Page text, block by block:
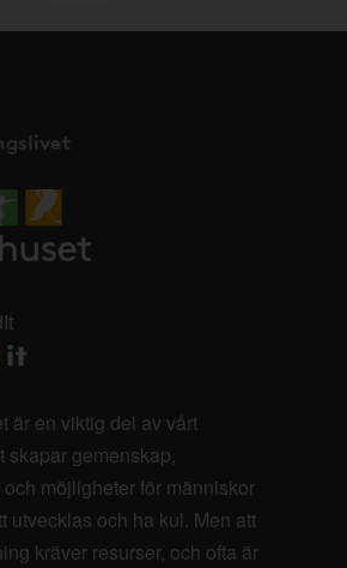
är en viktig del av vårt
skapar gemenskap,
möjligheter för människor
utvecklas och ha kul. Men att
kräver resurser, och ofta är